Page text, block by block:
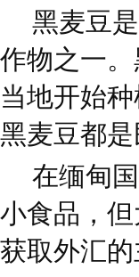
黑麦豆
作物之一
当地开始
黑麦豆都
在缅甸
小食品，
获取外汇的